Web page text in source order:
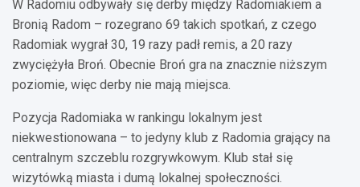
W Radomiu odbywały się derby między Radomiakiem a
Bronią Radom – rozegrano 69 takich spotkań, z czego
Radomiak wygrał 30, 19 razy padł remis, a 20 razy
zwyciężyła Broń. Obecnie Broń gra na znacznie niższym
poziomie, więc derby nie mają miejsca.
Pozycja Radomiaka w rankingu lokalnym jest
niekwestionowana – to jedyny klub z Radomia grający na
centralnym szczeblu rozgrywkowym. Klub stał się
wizytówką miasta i dumą lokalnej społeczności.